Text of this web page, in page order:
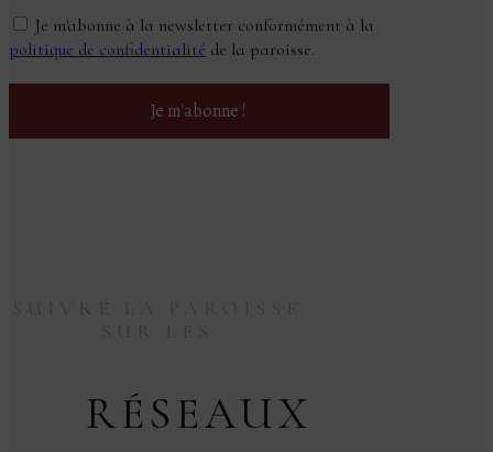
Je m'abonne à la newsletter conformément à la
politique de confidentialité de la paroisse.
RÉSEAUX